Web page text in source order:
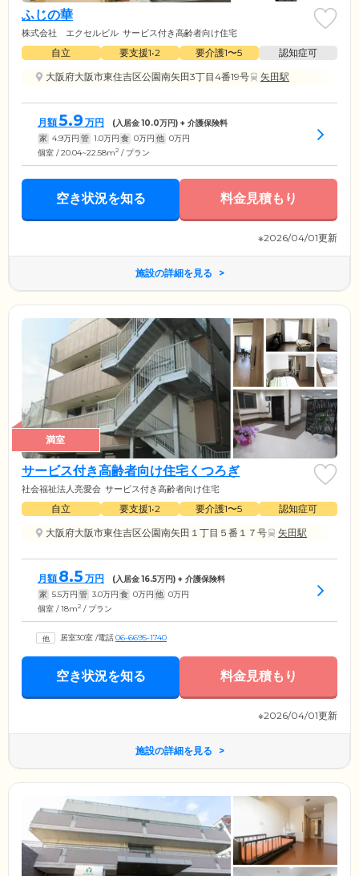
ふじの華
株式会社 エクセルビル サービス付き高齢者向け住宅
自立 要支援1•2 要介護1〜5
認知症可
大阪府大阪市東住吉区公園南矢田3丁目4番19号
矢田駅
月額5.9 万円 (入居金10.0万円) + 介護保険料
家 4.9万円 管 1.0万円 食 0万円 他 0万円
個室 / 20.04~22.58m2 / プラン
空き状況を知る 料金見積もり
※2026/04/01更新
施設の詳細を見る
満室
サービス付き高齢者向け住宅くつろぎ
社会福祉法人亮愛会 サービス付き高齢者向け住宅
自立 要支援1•2 要介護1〜5
認知症可
大阪府大阪市東住吉区公園南矢田１丁目５番１７号
矢田駅
月額 8.5 万円 (入居金16.5万円) + 介護保険料
家 5.5万円 管 3.0万円 食 0万円 他 0万円
個室 / 18m2 / プラン
居室30室 /電話06-6695-1740
空き状況を知る 料金見積もり
※2026/04/01更新
施設の詳細を見る